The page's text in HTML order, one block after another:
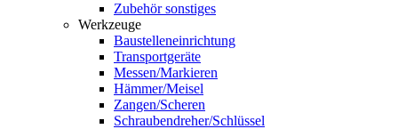
Zubehör sonstiges
Werkzeuge
Baustelleneinrichtung
Transportgeräte
Messen/Markieren
Hämmer/Meisel
Zangen/Scheren
Schraubendreher/Schlüssel